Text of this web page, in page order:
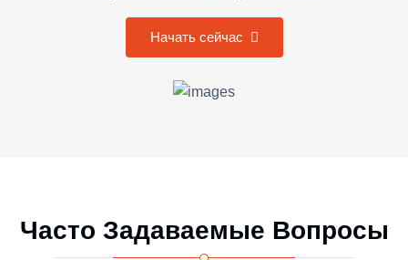
Начать сейчас
Часто Задаваемые Вопросы